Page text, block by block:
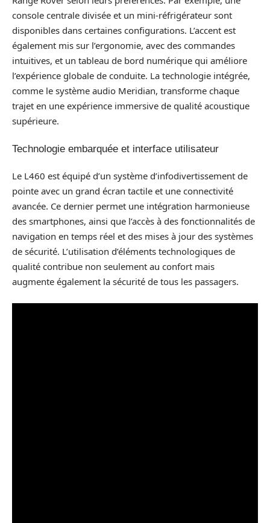
console centrale divisée et un mini-réfrigérateur sont
disponibles dans certaines configurations. L’accent est
également mis sur l’ergonomie, avec des commandes
intuitives, et un tableau de bord numérique qui améliore
l’expérience globale de conduite. La technologie intégrée,
comme le système audio Meridian, transforme chaque
trajet en une expérience immersive de qualité acoustique
supérieure.
Technologie embarquée et interface utilisateur
Le L460 est équipé d’un système d’infodivertissement de
pointe avec un grand écran tactile et une connectivité
avancée. Ce dernier permet une intégration harmonieuse
des smartphones, ainsi que l’accès à des fonctionnalités de
navigation en temps réel et des mises à jour des systèmes
de sécurité. L’utilisation d’éléments technologiques de
qualité contribue non seulement au confort mais
augmente également la sécurité de tous les passagers.